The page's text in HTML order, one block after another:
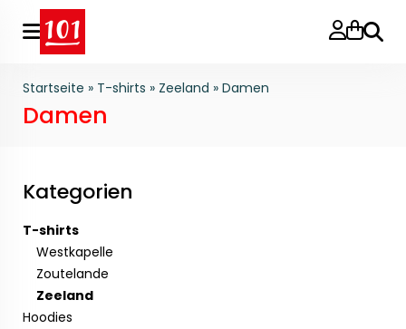
Suche
Startseite » T-shirts » Zeeland » Damen
Damen
Kategorien
T-shirts
Westkapelle
Zoutelande
Zeeland
Hoodies